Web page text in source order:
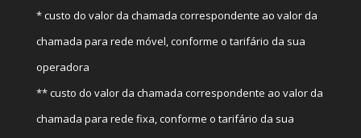
* custo do valor da chamada correspondente ao valor da
chamada para rede móvel, conforme o tarifário da sua
operadora
** custo do valor da chamada correspondente ao valor da
chamada para rede fixa, conforme o tarifário da sua